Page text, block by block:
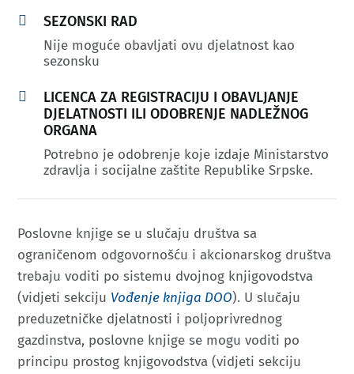
 SEZONSKI RAD
Nije moguće obavljati ovu djelatnost kao
sezonsku

LICENCA ZA REGISTRACIJU I OBAVLJANJE
DJELATNOSTI ILI ODOBRENJE NADLEŽNOG
ORGANA
Potrebno je odobrenje koje izdaje Ministarstvo
zdravlja i socijalne zaštite Republike Srpske.
Poslovne knjige se u slučaju društva sa
ograničenom odgovornošću i akcionarskog društva
trebaju voditi po sistemu dvojnog knjigovodstva
(vidjeti sekciju Vođenje knjiga DOO). U slučaju
preduzetničke djelatnosti i poljoprivrednog
gazdinstva, poslovne knjige se mogu voditi po
principu prostog knjigovodstva (vidjeti sekciju